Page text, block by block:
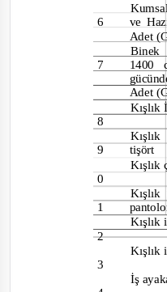
ve
Adet
Binek
1400
Adet
6
7
Kışlık
8
9
0
1
2
3
tişört
Kışlık
Kışlık
Kışlık
İş